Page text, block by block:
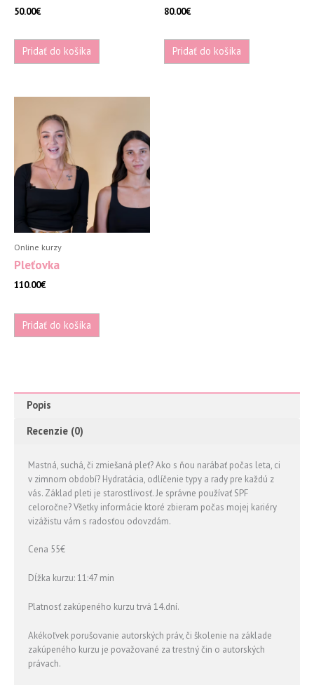
50.00€
Pridať do košíka
80.00€
Pridať do košíka
Online kurzy
Pleťovka
110.00€
Pridať do košíka
Popis
Recenzie (0)
Mastná, suchá, či zmiešaná pleť? Ako s ňou narábať počas leta, ci
v zimnom období? Hydratácia, odlíčenie typy a rady pre každú z
vás. Základ pleti je starostlivosť. Je správne používať SPF
celoročne? Všetky informácie ktoré zbieram počas mojej kariéry
vizážistu vám s radosťou odovzdám.
Cena 55€
Dĺžka kurzu: 11:47 min
Platnosť zakúpeného kurzu trvá 14.dní.
Akékoľvek porušovanie autorských práv, či školenie na základe
zakúpeného kurzu je považované za trestný čin o autorských
právach.